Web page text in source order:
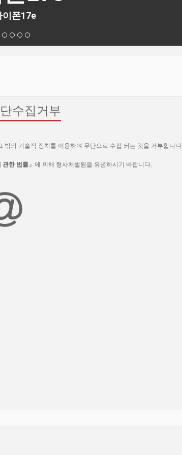
이폰17e
수집거부
의 기술적 장치를 이용하여 무단으로 수집 되는 것을 거부합니다.
한 법률」 에 의해 형사처벌됨을 유념하시기 바랍니다.